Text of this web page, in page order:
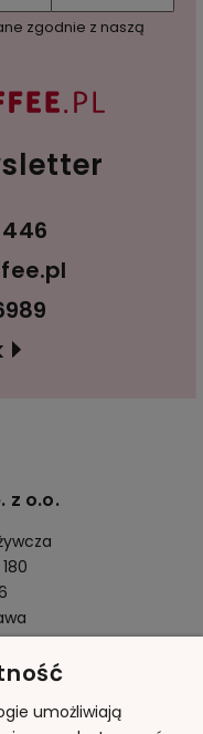
zgodnie z naszą
z o.o.
umożliwiają